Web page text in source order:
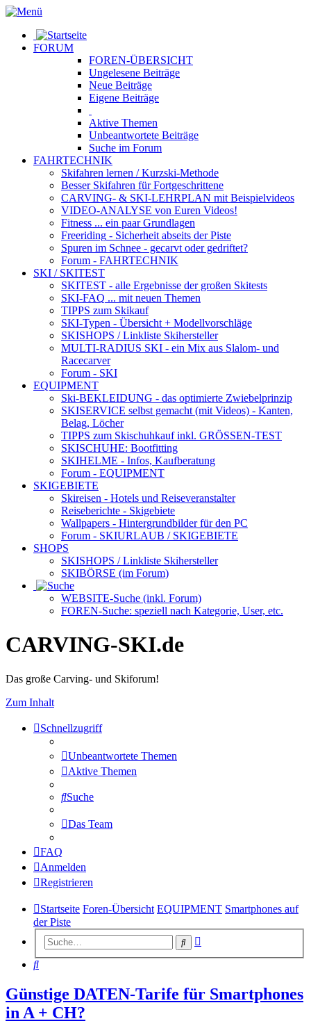
FORUM
FOREN-ÜBERSICHT
Ungelesene Beiträge
Neue Beiträge
Eigene Beiträge
Aktive Themen
Unbeantwortete Beiträge
Suche im Forum
FAHRTECHNIK
Skifahren lernen / Kurzski-Methode
Besser Skifahren für Fortgeschrittene
CARVING- & SKI-LEHRPLAN mit Beispielvideos
VIDEO-ANALYSE von Euren Videos!
Fitness ... ein paar Grundlagen
Freeriding - Sicherheit abseits der Piste
Spuren im Schnee - gecarvt oder gedriftet?
Forum - FAHRTECHNIK
SKI / SKITEST
SKITEST - alle Ergebnisse der großen Skitests
SKI-FAQ ... mit neuen Themen
TIPPS zum Skikauf
SKI-Typen - Übersicht + Modellvorschläge
SKISHOPS / Linkliste Skihersteller
MULTI-RADIUS SKI - ein Mix aus Slalom- und
Racecarver
Forum - SKI
EQUIPMENT
Ski-BEKLEIDUNG - das optimierte Zwiebelprinzip
SKISERVICE selbst gemacht (mit Videos) - Kanten,
Belag, Löcher
TIPPS zum Skischuhkaufinkl. GRÖSSEN-TEST
SKISCHUHE: Bootfitting
SKIHELME - Infos, Kaufberatung
Forum - EQUIPMENT
SKIGEBIETE
Skireisen - Hotels und Reiseveranstalter
Reiseberichte - Skigebiete
Wallpapers - Hintergrundbilder für den PC
Forum - SKIURLAUB / SKIGEBIETE
SHOPS
SKISHOPS / Linkliste Skihersteller
SKIBÖRSE (im Forum)
WEBSITE-Suche (inkl. Forum)
FOREN-Suche: speziell nach Kategorie, User, etc.
CARVING-SKI.de
Das große Carving- und Skiforum!
Zum Inhalt
Schnellzugriff
Unbeantwortete Themen
Aktive Themen
Suche
Das Team
FAQ
Anmelden
Registrieren
Startseite Foren-Übersicht EQUIPMENT Smartphones auf
der Piste
Suche
Suche
Günstige DATEN-Tarife für Smartphones
in A + CH?